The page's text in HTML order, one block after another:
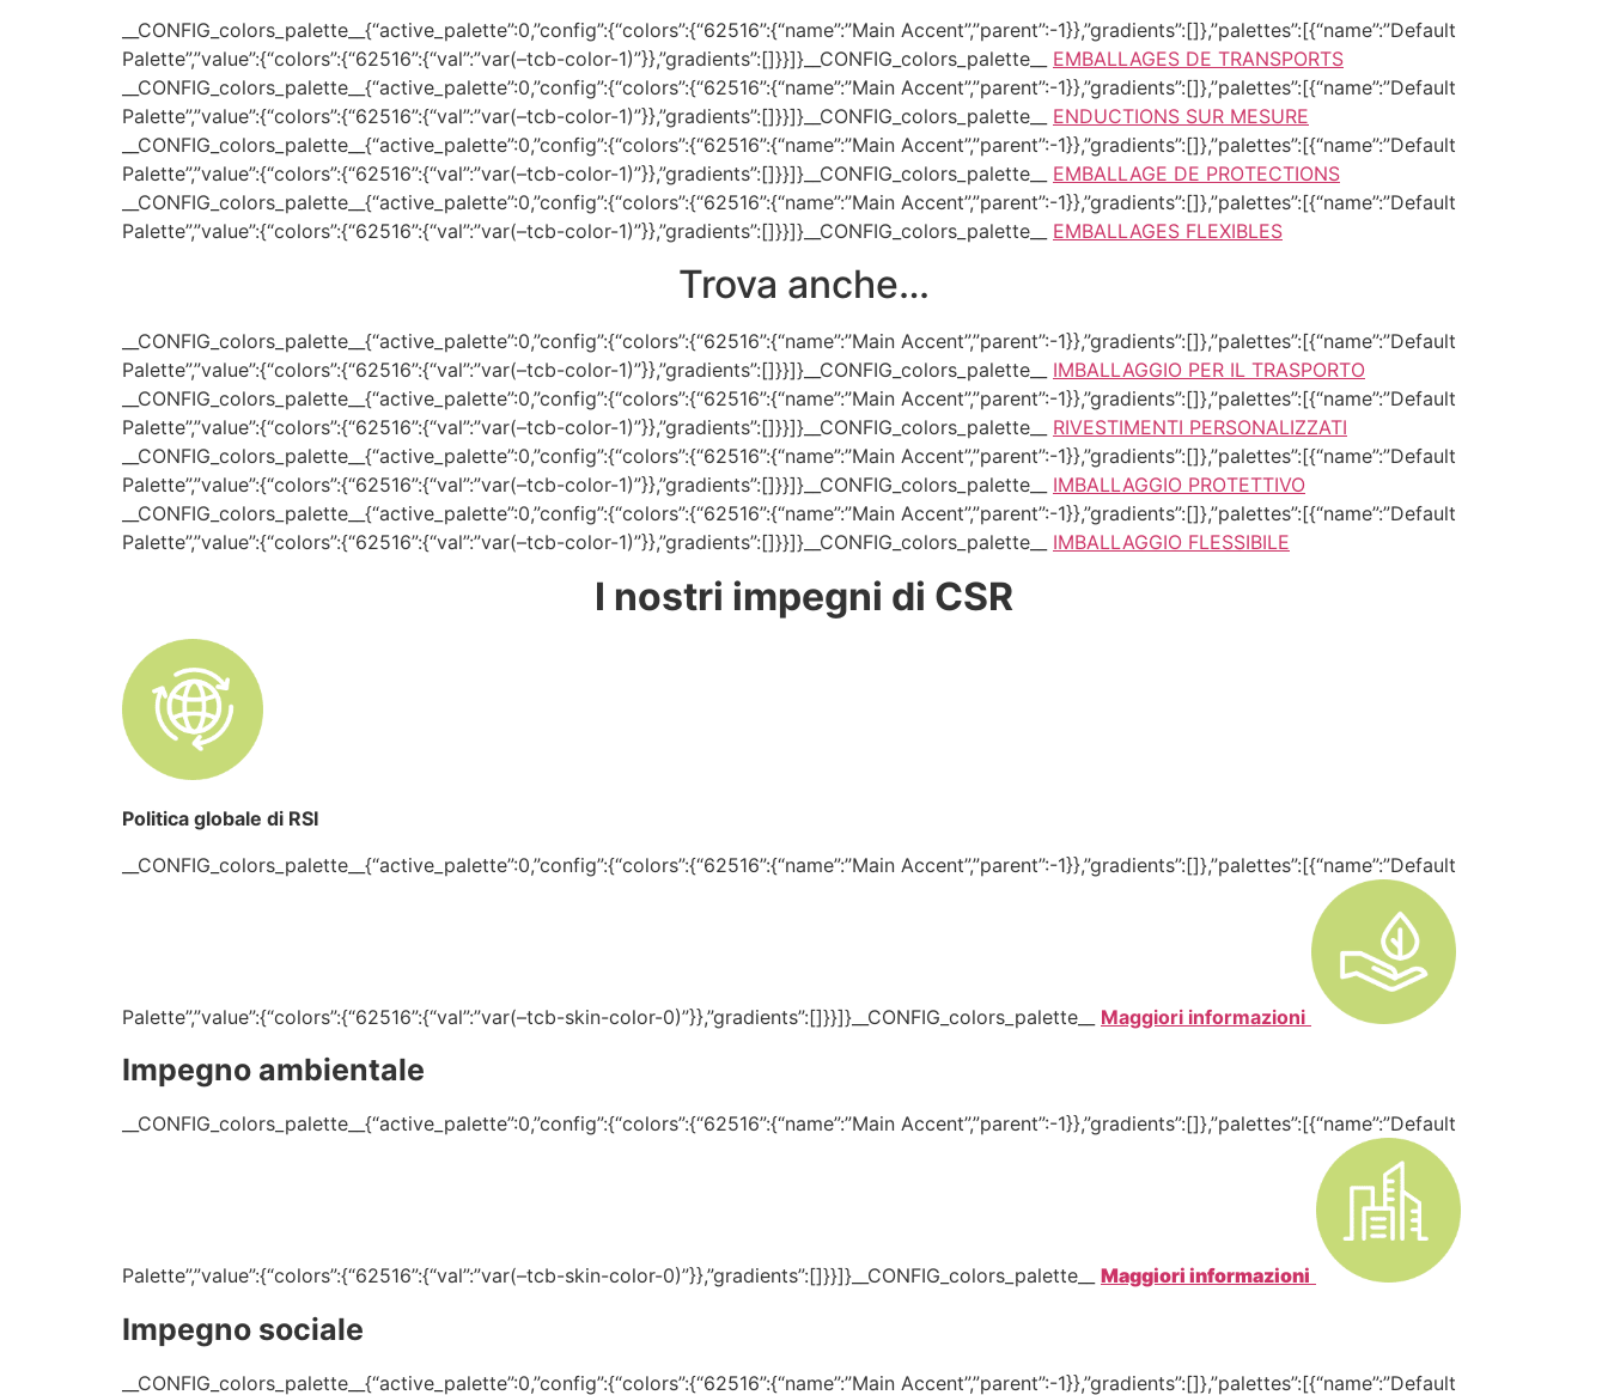
__CONFIG_colors_palette__{“active_palette”:0,”config”:{“colors”:{“62516”:{“name”:”Main Accent”,”parent”:-1}},”gradients”:[]},”palettes”:[{“name”:”Default
Palette”,”value”:{“colors”:{“62516”:{“val”:”var(–tcb-color-1)”}},”gradients”:[]}}]}__CONFIG_colors_palette__ EMBALLAGES DE TRANSPORTS
__CONFIG_colors_palette__{“active_palette”:0,”config”:{“colors”:{“62516”:{“name”:”Main Accent”,”parent”:-1}},”gradients”:[]},”palettes”:[{“name”:”Default
Palette”,”value”:{“colors”:{“62516”:{“val”:”var(–tcb-color-1)”}},”gradients”:[]}}]}__CONFIG_colors_palette__ ENDUCTIONS SUR MESURE
__CONFIG_colors_palette__{“active_palette”:0,”config”:{“colors”:{“62516”:{“name”:”Main Accent”,”parent”:-1}},”gradients”:[]},”palettes”:[{“name”:”Default
Palette”,”value”:{“colors”:{“62516”:{“val”:”var(–tcb-color-1)”}},”gradients”:[]}}]}__CONFIG_colors_palette__ EMBALLAGE DE PROTECTIONS
__CONFIG_colors_palette__{“active_palette”:0,”config”:{“colors”:{“62516”:{“name”:”Main Accent”,”parent”:-1}},”gradients”:[]},”palettes”:[{“name”:”Default
Palette”,”value”:{“colors”:{“62516”:{“val”:”var(–tcb-color-1)”}},”gradients”:[]}}]}__CONFIG_colors_palette__ EMBALLAGES FLEXIBLES
Trova anche…
__CONFIG_colors_palette__{“active_palette”:0,”config”:{“colors”:{“62516”:{“name”:”Main Accent”,”parent”:-1}},”gradients”:[]},”palettes”:[{“name”:”Default
Palette”,”value”:{“colors”:{“62516”:{“val”:”var(–tcb-color-1)”}},”gradients”:[]}}]}__CONFIG_colors_palette__ IMBALLAGGIO PER IL TRASPORTO
__CONFIG_colors_palette__{“active_palette”:0,”config”:{“colors”:{“62516”:{“name”:”Main Accent”,”parent”:-1}},”gradients”:[]},”palettes”:[{“name”:”Default
Palette”,”value”:{“colors”:{“62516”:{“val”:”var(–tcb-color-1)”}},”gradients”:[]}}]}__CONFIG_colors_palette__ RIVESTIMENTI PERSONALIZZATI
__CONFIG_colors_palette__{“active_palette”:0,”config”:{“colors”:{“62516”:{“name”:”Main Accent”,”parent”:-1}},”gradients”:[]},”palettes”:[{“name”:”Default
Palette”,”value”:{“colors”:{“62516”:{“val”:”var(–tcb-color-1)”}},”gradients”:[]}}]}__CONFIG_colors_palette__ IMBALLAGGIO PROTETTIVO
__CONFIG_colors_palette__{“active_palette”:0,”config”:{“colors”:{“62516”:{“name”:”Main Accent”,”parent”:-1}},”gradients”:[]},”palettes”:[{“name”:”Default
Palette”,”value”:{“colors”:{“62516”:{“val”:”var(–tcb-color-1)”}},”gradients”:[]}}]}__CONFIG_colors_palette__ IMBALLAGGIO FLESSIBILE
I nostri impegni di CSR
Politica globale di RSI
__CONFIG_colors_palette__{“active_palette”:0,”config”:{“colors”:{“62516”:{“name”:”Main Accent”,”parent”:-1}},”gradients”:[]},”palettes”:[{“name”:”Default
Palette”,”value”:{“colors”:{“62516”:{“val”:”var(–tcb-skin-color-0)”}},”gradients”:[]}}]}__CONFIG_colors_palette__ Maggiori informazioni
Impegno ambientale
__CONFIG_colors_palette__{“active_palette”:0,”config”:{“colors”:{“62516”:{“name”:”Main Accent”,”parent”:-1}},”gradients”:[]},”palettes”:[{“name”:”Default
Palette”,”value”:{“colors”:{“62516”:{“val”:”var(–tcb-skin-color-0)”}},”gradients”:[]}}]}__CONFIG_colors_palette__ Maggiori informazioni
Impegno sociale
__CONFIG_colors_palette__{“active_palette”:0,”config”:{“colors”:{“62516”:{“name”:”Main Accent”,”parent”:-1}},”gradients”:[]},”palettes”:[{“name”:”Default